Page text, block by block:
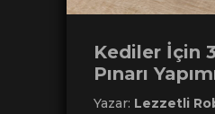
Kediler İçin
Pınarı
Yazar: Lezzetli